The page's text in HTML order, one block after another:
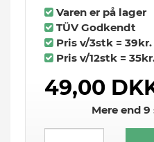
Varen er på lager
TÜV Godkendt
Pris v/3stk = 39kr.
Pris v/12stk =
49,00
Mere end